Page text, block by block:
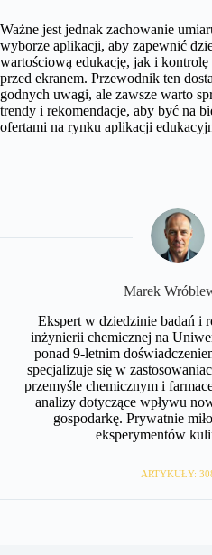
Ważne jest jednak zachowanie
wyborze aplikacji, aby zapewnić
wartościową edukację, jak i kontrolę
przed ekranem. Przewodnik ten
godnych uwagi, ale zawsze warto
trendy i rekomendacje, aby być na
ofertami na rynku aplikacji
Marek
Ekspert w dziedzinie badań i
inżynierii chemicznej na
ponad 9-letnim
specjalizuje się w
przemyśle chemicznym i
analizy dotyczące wpływu
gospodarkę. Prywatnie
eksperymentów
ARTYKUŁY: